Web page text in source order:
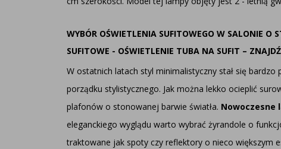
WYBÓR OŚWIETLENIA SUFITOWEGO W SALONIE O
SUFITOWE - OŚWIETLENIE TUBA NA SUFIT –
W ostatnich latach styl minimalistyczny stał się
porządku stylistycznego. Jak można lekko ocieplić
plafonów o stonowanej barwie światła. Nowoczesne
eleganckiego wyglądu warto wybrać żyrandole o
traktowane jak spoty czy reflektory o nieco większym